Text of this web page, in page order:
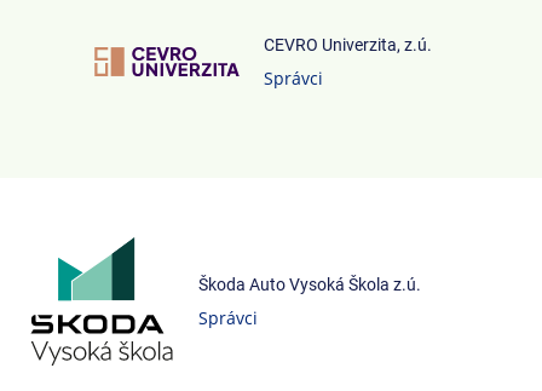
CEVRO Univerzita, z.ú.
Správci
Škoda Auto Vysoká Škola z.ú.
Správci